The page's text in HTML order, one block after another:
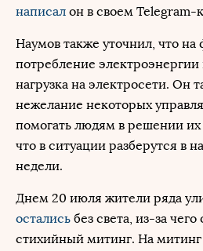
написал он в своем Telegram-
Наумов также уточнил, что
потребление электроэнергии
нагрузка на электросети. Он
нежелание некоторых
помогать людям в решении
что в ситуации разберутся в
недели.
Днем 20 июля жители ряда
остались без света, из-за
стихийный митинг. На